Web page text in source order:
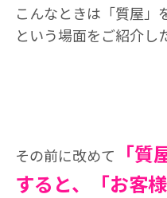
こんなときは「質屋」
という場面をご紹介し
その前に改めて
「
すると、「お客